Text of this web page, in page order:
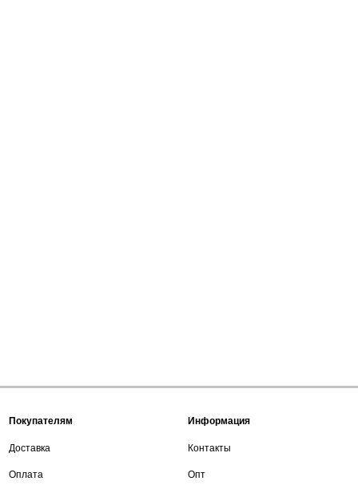
Покупателям
Доставка
Оплата
Информация
Контакты
Опт